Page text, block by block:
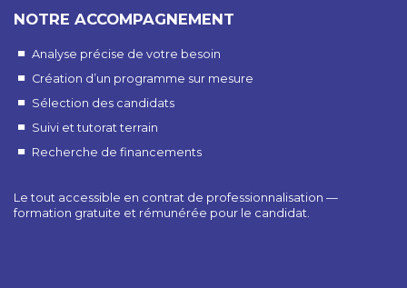
NOTRE ACCOMPAGNEMENT
Analyse précise de votre besoin
Création d’un programme sur mesure
Sélection des candidats
Suivi et tutorat terrain
Recherche de financements
Le tout accessible en contrat de professionnalisation —
formation gratuite et rémunérée pour le candidat.